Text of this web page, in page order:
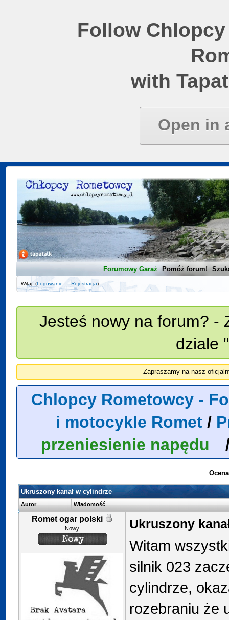
Follow
with
Open in
Forumowy Garaż Pomóż forum!
Witaj! (Logowanie —Rejestracja)
Jesteś nowy na forum? -
dziale
Zapraszamy na nasz
Chlopcy Rometowcy -
i motocykle Romet /
przeniesienie napędu
Ukruszony kanał w cylindrze
Autor Wiadomość
Romet ogar polski
Nowy Ukruszony
Witam
silnik 023
cylindrze,
rozebraniu że